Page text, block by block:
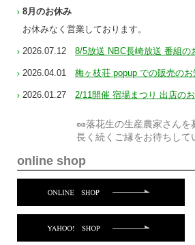
8月のお休み
お休みなく営業しております。
2026.07.12 8/5放送 NBC長崎放送 番組の
2026.04.01 梅ヶ枝荘 popup での販売の
2026.01.27 2/11開催 宿場まつり 出店の
🥜落花生の生産農家さんを
長く続くご縁をお待ちして
online shop